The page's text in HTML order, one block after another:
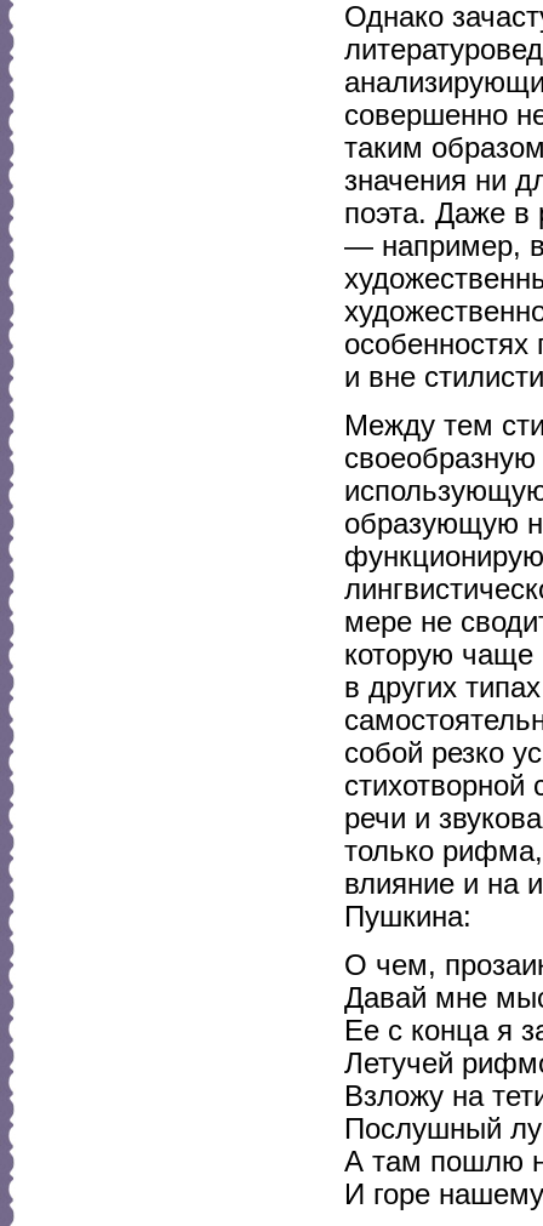
Однако
совершенно
таким
значения ни
поэта. Даже в
— например,
особенностях
и вне
Между тем
образующую
мере не
которую чаще
в других
собой резко
речи и
только
влияние и на
Пушкина:
О чем,
Давай мне
Ее с конца я
Летучей
Взложу на
Послушный
А там пошлю
И горе